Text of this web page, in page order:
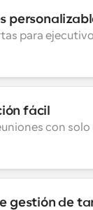
para
fácil
con solo
gestión de